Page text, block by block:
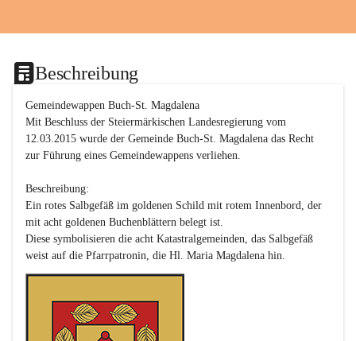
Beschreibung
Gemeindewappen Buch-St. Magdalena
Mit Beschluss der Steiermärkischen Landesregierung vom
12.03.2015 wurde der Gemeinde Buch-St. Magdalena das Recht
zur Führung eines Gemeindewappens verliehen.
Beschreibung:
Ein rotes Salbgefäß im goldenen Schild mit rotem Innenbord, der
mit acht goldenen Buchenblättern belegt ist.
Diese symbolisieren die acht Katastralgemeinden, das Salbgefäß